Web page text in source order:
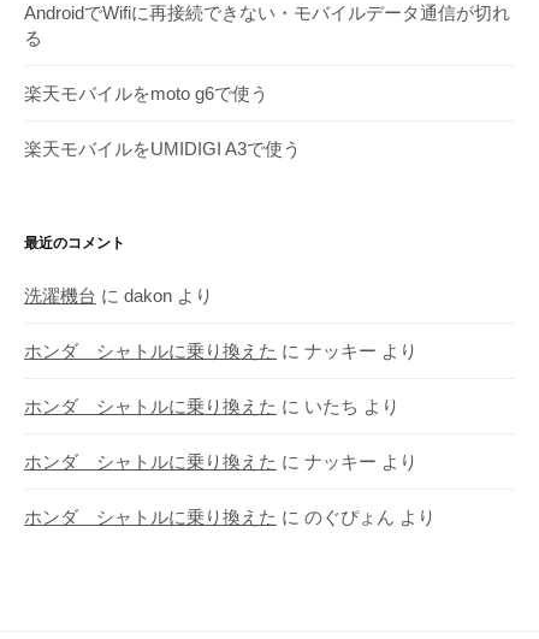
AndroidでWifiに再接続できない・モバイルデータ通信が切れ
る
楽天モバイルをmoto g6で使う
楽天モバイルをUMIDIGI A3で使う
最近のコメント
洗濯機台 に dakon より
ホンダ シャトルに乗り換えた に ナッキー より
ホンダ シャトルに乗り換えた に いたち より
ホンダ シャトルに乗り換えた に ナッキー より
ホンダ シャトルに乗り換えた に のぐぴょん より